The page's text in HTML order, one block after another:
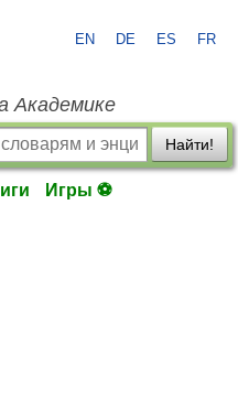
EN DE ES FR
Академике
Найти!
Игры ⚽